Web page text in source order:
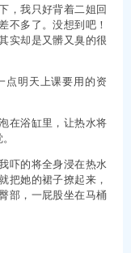
，我只好背着二姐回
不多了。没想到吧！
实却是又髒又臭的很
点明天上课要用的资
在浴缸里，让热水将
吓的将全身浸在热水
把她的裙子撩起来，
部，一屁股坐在马桶